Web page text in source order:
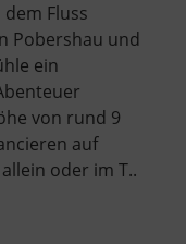
Fluss
Pobershau und
ein
von rund 9
auf
oder im T..